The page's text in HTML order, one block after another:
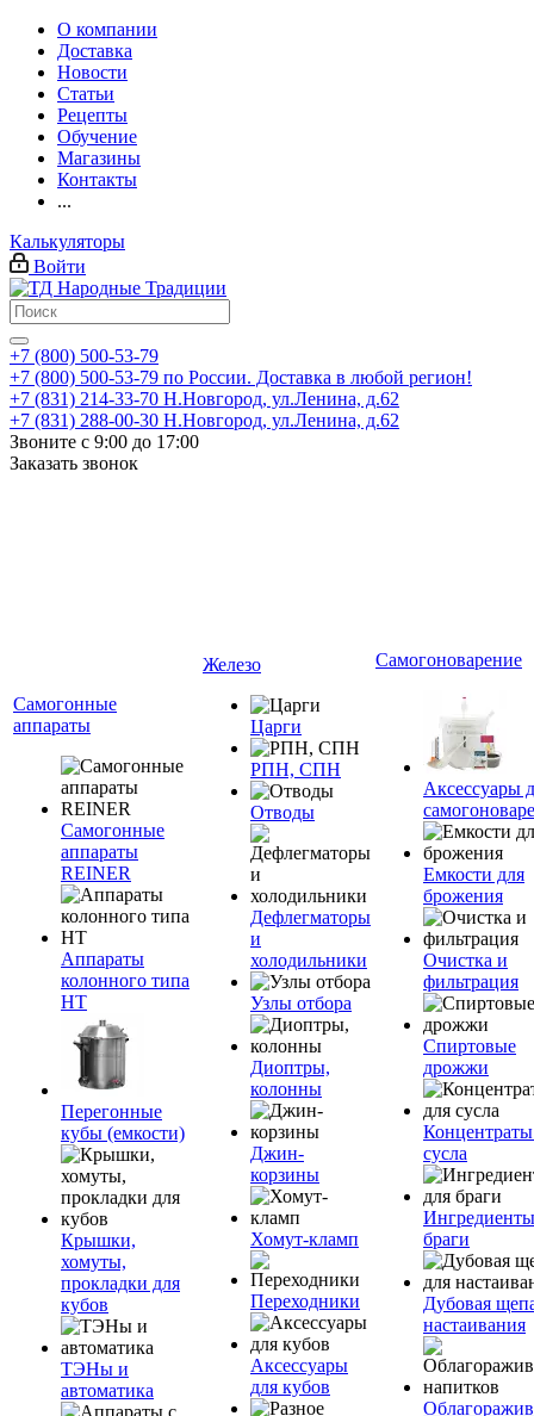
О компании
Доставка
Новости
Статьи
Рецепты
Обучение
Магазины
Контакты
...
Калькуляторы
Войти
+7 (800) 500-53-79
+7 (800) 500-53-79 по России. Доставка в любой регион!
+7 (831) 214-33-70 Н.Новгород, ул.Ленина, д.62
+7 (831) 288-00-30 Н.Новгород, ул.Ленина, д.62
Звоните с 9:00 до 17:00
Заказать звонок
Самогонные
аппараты
Самогонные
аппараты
REINER
Аппараты
колонного типа
НТ
Перегонные
кубы (емкости)
Крышки,
хомуты,
прокладки для
кубов
ТЭНы и
автоматика
Железо
Царги
РПН, СПН
Отводы
Дефлегматоры
и
холодильники
Узлы отбора
Диоптры,
колонны
Джин-
корзины
Хомут-кламп
Переходники
Аксессуары
для кубов
Самогоноварение
Аксессуары
Емкости для
брожения
Очистка и
фильтрация
Спиртовые
дрожжи
сусла
браги
Дубовая
настаивания